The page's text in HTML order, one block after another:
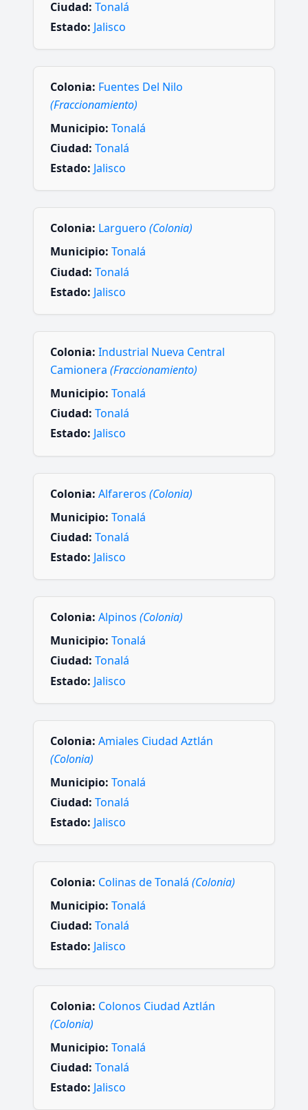
Ciudad: Tonalá
Estado: Jalisco
Colonia: Fuentes Del Nilo
(Fraccionamiento)
Municipio: Tonalá
Ciudad: Tonalá
Estado: Jalisco
Colonia: Larguero (Colonia)
Municipio: Tonalá
Ciudad: Tonalá
Estado: Jalisco
Colonia: Industrial Nueva Central
Camionera (Fraccionamiento)
Municipio: Tonalá
Ciudad: Tonalá
Estado: Jalisco
Colonia: Alfareros (Colonia)
Municipio: Tonalá
Ciudad: Tonalá
Estado: Jalisco
Colonia: Alpinos (Colonia)
Municipio: Tonalá
Ciudad: Tonalá
Estado: Jalisco
Colonia: Amiales Ciudad Aztlán
(Colonia)
Municipio: Tonalá
Ciudad: Tonalá
Estado: Jalisco
Colonia: Colinas de Tonalá (Colonia)
Municipio: Tonalá
Ciudad: Tonalá
Estado: Jalisco
Colonia: Colonos Ciudad Aztlán
(Colonia)
Municipio: Tonalá
Ciudad: Tonalá
Estado: Jalisco